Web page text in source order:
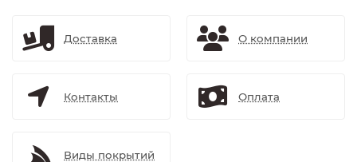
Доставка О компании
Контакты Оплата
Виды покрытий